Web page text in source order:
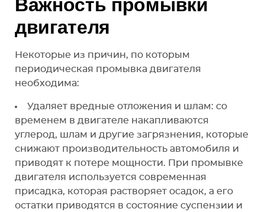
Важность промывки
двигателя
Некоторые из причин, по которым
периодическая промывка двигателя
необходима:
Удаляет вредные отложения и шлам: со
временем в двигателе накапливаются
углерод, шлам и другие загрязнения, которые
снижают производительность автомобиля и
приводят к потере мощности. При промывке
двигателя используется современная
присадка, которая растворяет осадок, а его
остатки приводятся в состояние суспензии и